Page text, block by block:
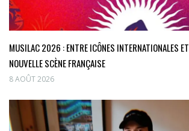
MUSILAC 2026 : ENTRE ICÔNES INTERNATIONALES ET
NOUVELLE SCÈNE FRANÇAISE
8 AOÛT 2026